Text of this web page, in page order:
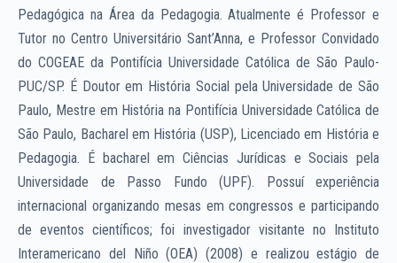
Pedagógica na Área da Pedagogia. Atualmente é Professor e
Tutor no Centro Universitário Sant’Anna, e Professor Convidado
do COGEAE da Pontifícia Universidade Católica de São Paulo-
PUC/SP. É Doutor em História Social pela Universidade de São
Paulo, Mestre em História na Pontifícia Universidade Católica de
São Paulo, Bacharel em História (USP), Licenciado em História e
Pedagogia. É bacharel em Ciências Jurídicas e Sociais pela
Universidade de Passo Fundo (UPF). Possuí experiência
internacional organizando mesas em congressos e participando
de eventos científicos; foi investigador visitante no Instituto
Interamericano del Niño (OEA) (2008) e realizou estágio de